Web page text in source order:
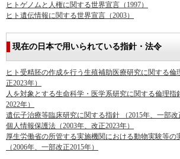
ヒトゲノムと人権に関する世界宣言（1997）
ヒト遺伝情報に関する世界宣言（2003）
現在の日本で用いられている指針・法令
ヒト受精胚の作成を行う生殖補助医療研究に関する倫
正2023年）
人を対象とする生命科学・医学系研究に関する倫理指
2022年）
遺伝子治療等臨床研究に関する指針 （2015年、一部改
個人情報保護法（2003年、改正2023年）
厚生労働省の所管する実施機関における動物実験等の
（2006年、一部改正2015年）